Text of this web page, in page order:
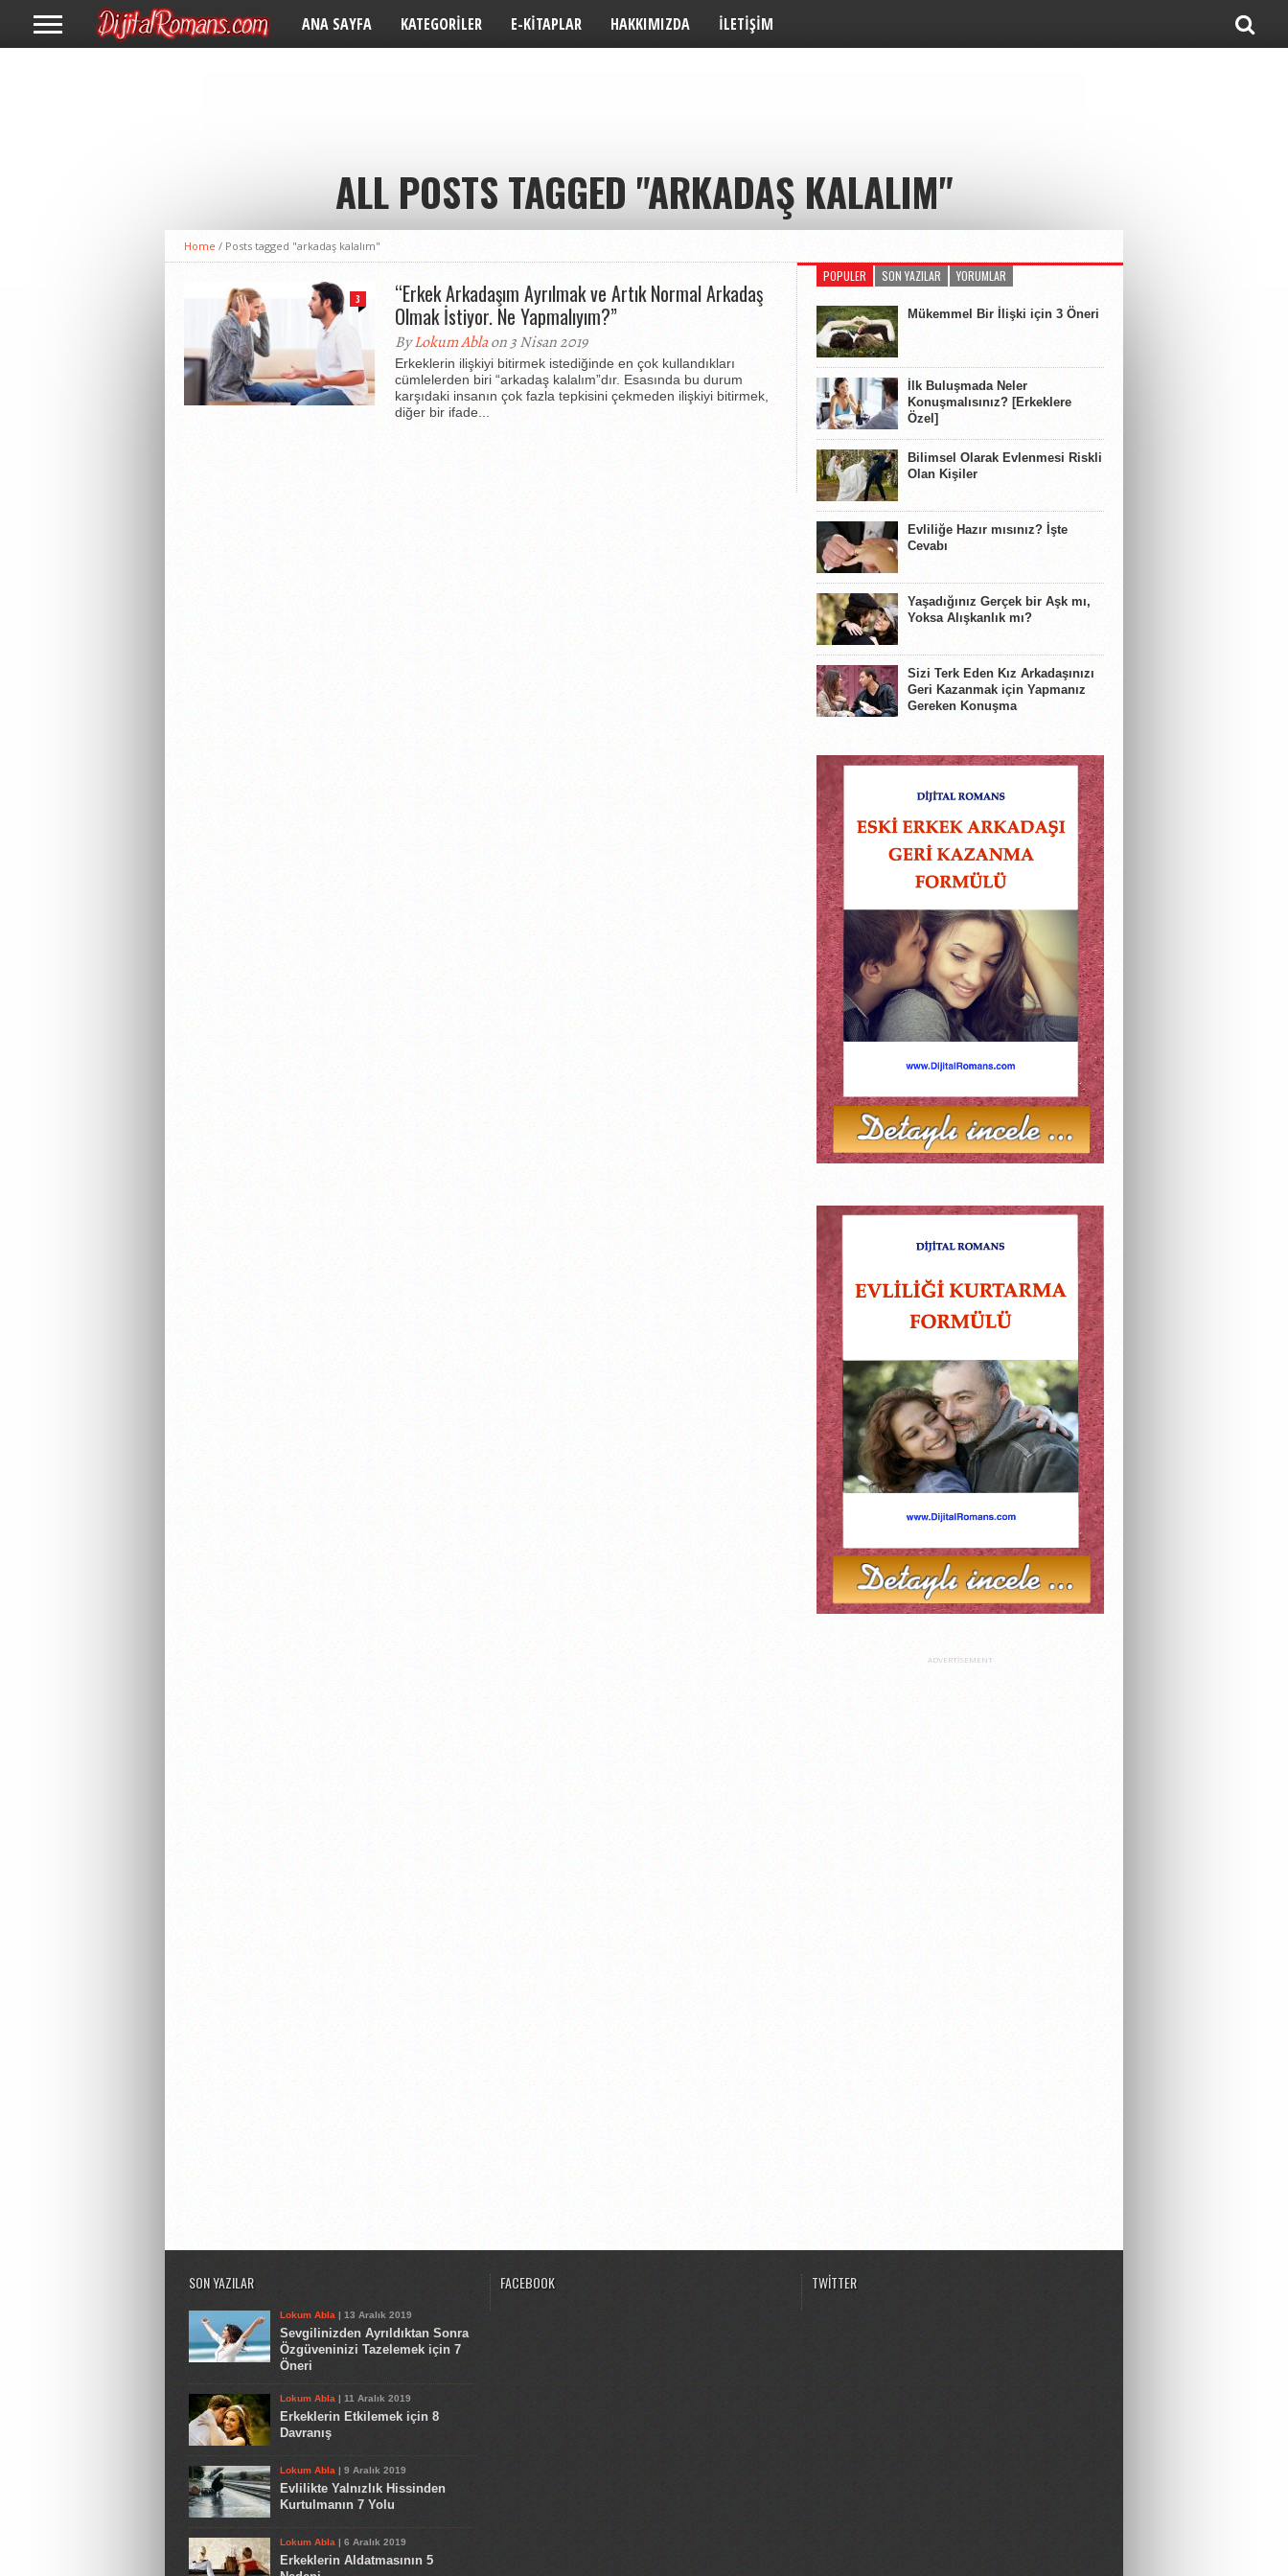
ANA SAYFA KATEGORILER E-KITAPLAR HAKKIMIZDA İLETIŞIM
ALL POSTS TAGGED "ARKADAŞ KALALIM"
Home / Posts tagged "arkadaş kalalım"
3
“Erkek Arkadaşım Ayrılmak ve Artık Normal Arkadaş
Olmak İstiyor. Ne Yapmalıyım?”
ByLokum Ablaon 3 Nisan 2019
Erkeklerin ilişkiyi bitirmek istediğinde en çok kullandıkları
cümlelerden biri “arkadaş kalalım”dır. Esasında bu durum
karşıdaki insanın çok fazla tepkisini çekmeden ilişkiyi bitirmek,
diğer bir ifade...
POPULER SON YAZILAR YORUMLAR
Mükemmel Bir İlişki için 3 Öneri
İlk Buluşmada Neler
Konuşmalısınız? [Erkeklere
Özel]
Bilimsel Olarak Evlenmesi Riskli
Olan Kişiler
Evliliğe Hazır mısınız? İşte
Cevabı
Yaşadığınız Gerçek bir Aşk mı,
Yoksa Alışkanlık mı?
Sizi Terk Eden Kız Arkadaşınızı
Geri Kazanmak için Yapmanız
Gereken Konuşma
ADVERTISEMENT
SON YAZILAR
Lokum Abla | 13 Aralık 2019
Sevgilinizden Ayrıldıktan Sonra
Özgüveninizi Tazelemek için 7
Öneri
Lokum Abla | 11 Aralık 2019
Erkeklerin Etkilemek için 8
Davranış
Lokum Abla | 9 Aralık 2019
Evlilikte Yalnızlık Hissinden
Kurtulmanın 7 Yolu
Lokum Abla | 6 Aralık 2019
Erkeklerin Aldatmasının 5
FACEBOOK TWITTER